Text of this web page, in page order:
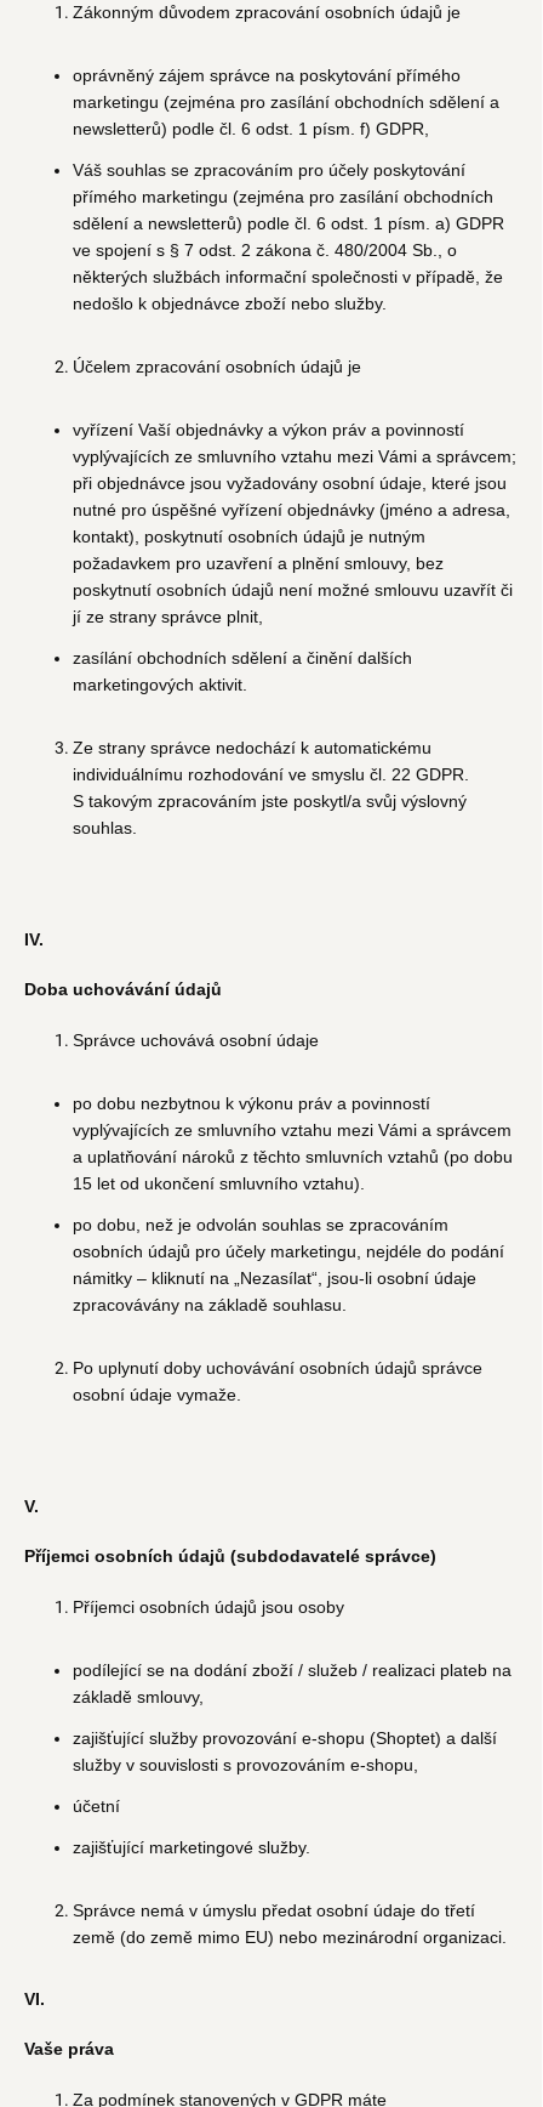
Zákonným důvodem zpracování osobních údajů je
oprávněný zájem správce na poskytování přímého
marketingu (zejména pro zasílání obchodních sdělení a
newsletterů) podle čl. 6 odst. 1 písm. f) GDPR,
Váš souhlas se zpracováním pro účely poskytování
přímého marketingu (zejména pro zasílání obchodních
sdělení a newsletterů) podle čl. 6 odst. 1 písm. a) GDPR
ve spojení s § 7 odst. 2 zákona č. 480/2004 Sb., o
některých službách informační společnosti v případě, že
nedošlo k objednávce zboží nebo služby.
Účelem zpracování osobních údajů je
vyřízení Vaší objednávky a výkon práv a povinností
vyplývajících ze smluvního vztahu mezi Vámi a správcem;
při objednávce jsou vyžadovány osobní údaje, které jsou
nutné pro úspěšné vyřízení objednávky (jméno a adresa,
kontakt), poskytnutí osobních údajů je nutným
požadavkem pro uzavření a plnění smlouvy, bez
poskytnutí osobních údajů není možné smlouvu uzavřít či
jí ze strany správce plnit,
zasílání obchodních sdělení a činění dalších
marketingových aktivit.
Ze strany správce nedochází k automatickému
individuálnímu rozhodování ve smyslu čl. 22 GDPR.
S takovým zpracováním jste poskytl/a svůj výslovný
souhlas.
IV.
Doba uchovávání údajů
Správce uchovává osobní údaje
po dobu nezbytnou k výkonu práv a povinností
vyplývajících ze smluvního vztahu mezi Vámi a správcem
a uplatňování nároků z těchto smluvních vztahů (po dobu
15 let od ukončení smluvního vztahu).
po dobu, než je odvolán souhlas se zpracováním
osobních údajů pro účely marketingu, nejdéle do podání
námitky – kliknutí na „Nezasílat“, jsou-li osobní údaje
zpracovávány na základě souhlasu.
Po uplynutí doby uchovávání osobních údajů správce
osobní údaje vymaže.
V.
Příjemci osobních údajů (subdodavatelé správce)
Příjemci osobních údajů jsou osoby
podílející se na dodání zboží / služeb / realizaci plateb na
základě smlouvy,
zajišťující služby provozování e-shopu (Shoptet) a další
služby v souvislosti s provozováním e-shopu,
účetní
zajišťující marketingové služby.
Správce nemá v úmyslu předat osobní údaje do třetí
země (do země mimo EU) nebo mezinárodní organizaci.
VI.
Vaše práva
Za podmínek stanovených v GDPR máte